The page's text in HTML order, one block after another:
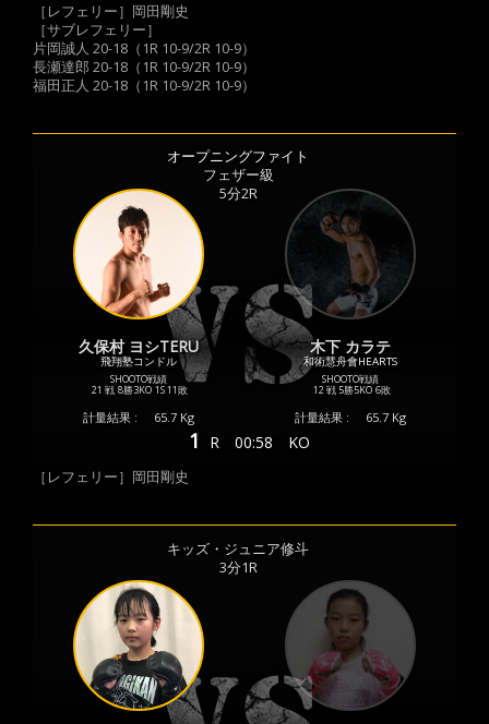
［レフェリー］岡田剛史
［サブレフェリー］
片岡誠人 20-18（1R 10-9/2R 10-9）
長瀬達郎 20-18（1R 10-9/2R 10-9）
福田正人 20-18（1R 10-9/2R 10-9）
オープニングファイト
フェザー級
5分2R
久保村 ヨシTERU
飛翔塾コンドル
SHOOTO戦績
21 戦 8勝3KO 1S 11敗
計量結果 : 65.7 Kg
木下 カラテ
和術慧舟會HEARTS
SHOOTO戦績
12 戦 5勝5KO 6敗
計量結果 : 65.7 Kg
1 R 00:58 KO
［レフェリー］岡田剛史
キッズ・ジュニア修斗
3分1R